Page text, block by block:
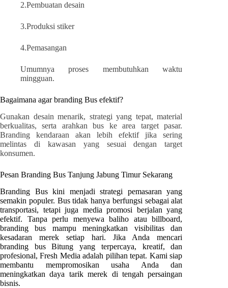
2.Pembuatan desain
3.Produksi stiker
4.Pemasangan
Umumnya proses membutuhkan waktu
mingguan.
Bagaimana agar branding Bus efektif?
Gunakan desain menarik, strategi yang tepat, material
berkualitas, serta arahkan bus ke area target pasar.
Branding kendaraan akan lebih efektif jika sering
melintas di kawasan yang sesuai dengan target
konsumen.
Pesan Branding Bus Tanjung Jabung Timur Sekarang
Branding Bus kini menjadi strategi pemasaran yang
semakin populer. Bus tidak hanya berfungsi sebagai alat
transportasi, tetapi juga media promosi berjalan yang
efektif. Tanpa perlu menyewa baliho atau billboard,
branding bus mampu meningkatkan visibilitas dan
kesadaran merek setiap hari. Jika Anda mencari
branding busBitungyang terpercaya, kreatif, dan
profesional, Fresh Media adalah pilihan tepat. Kami siap
membantu mempromosikan usaha Anda dan
meningkatkan daya tarik merek di tengah persaingan
bisnis.